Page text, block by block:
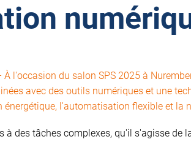
l'occasion du salon SPS 2025 à
avec des outils numériques et une
l'automatisation flexible et la
à des tâches complexes, qu'il s'agisse